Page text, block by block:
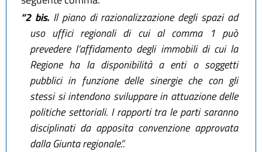
“2 bis.Il piano di razionalizzazione degli spazi ad
uso uffici regionali di cui al comma 1 può
prevedere l’affidamento degli immobili di cui la
Regione ha la disponibilità a enti o soggetti
pubblici in funzione delle sinergie che con gli
stessi si intendono sviluppare in attuazione delle
politiche settoriali. I rapporti tra le parti saranno
disciplinati da apposita convenzione approvata
dalla Giunta regionale.”.